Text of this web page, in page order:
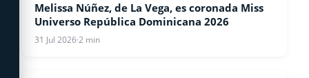
ESPECTACULOS
Melissa Núñez, de La Vega, es coronada Miss
Universo República Dominicana 2026
31 Jul 2026·2 min